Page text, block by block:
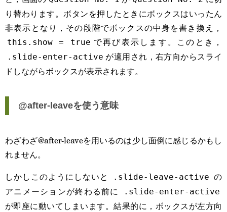
り替わります。ボタンを押したときにボックスはいったん
非表示となり，その段階でボックスの中身を書き換え，
this.show = true で再び表示します。このとき，
.slide-enter-active が適用され，右方向からスライ
ドしながらボックスが表示されます。
@after-leaveを使う意味
わざわざ@after-leaveを用いるのは少し面倒に感じるかもし
れません。
しかしこのようにしないと
.slide-leave-active の
アニメーションが終わる前に
.slide-enter-active
が即座に動いてしまいます。結果的に，ボックスが左方向